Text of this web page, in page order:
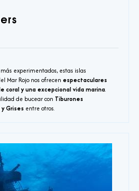
experimentados, estas islas
Mar Rojo nos ofrecen espectaculares
coral y una excepcional vida marina.
de bucear con Tiburones
Grises entre otros.